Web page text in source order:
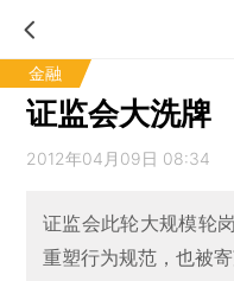
金融
证监会大洗牌
2012年04月09日 08:34
证监会此轮大规模轮
重塑行为规范，也被